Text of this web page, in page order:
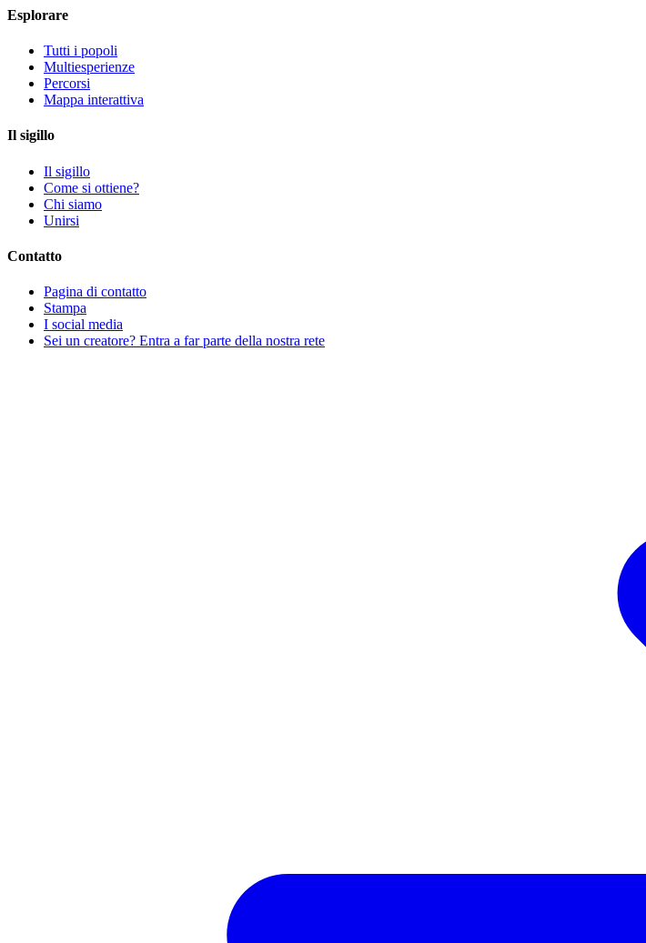
Esplorare
Tutti i popoli
Multiesperienze
Percorsi
Mappa interattiva
Il sigillo
Il sigillo
Come si ottiene?
Chi siamo
Unirsi
Contatto
Pagina di contatto
Stampa
I social media
Sei un creatore? Entra a far parte della nostra rete